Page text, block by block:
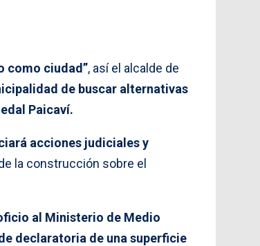
como ciudad”, así el alcalde de
de buscar alternativas
Paicaví.
acciones judiciales y
la construcción sobre el
al Ministerio de Medio
declaratoria de una superficie